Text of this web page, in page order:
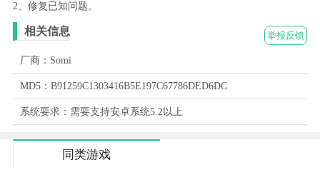
2、修复已知问题。
举报反馈
相关信息
厂商：Somi
MD5：B91259C1303416B5E197C67786DED6DC
系统要求：需要支持安卓系统5.2以上
同类游戏